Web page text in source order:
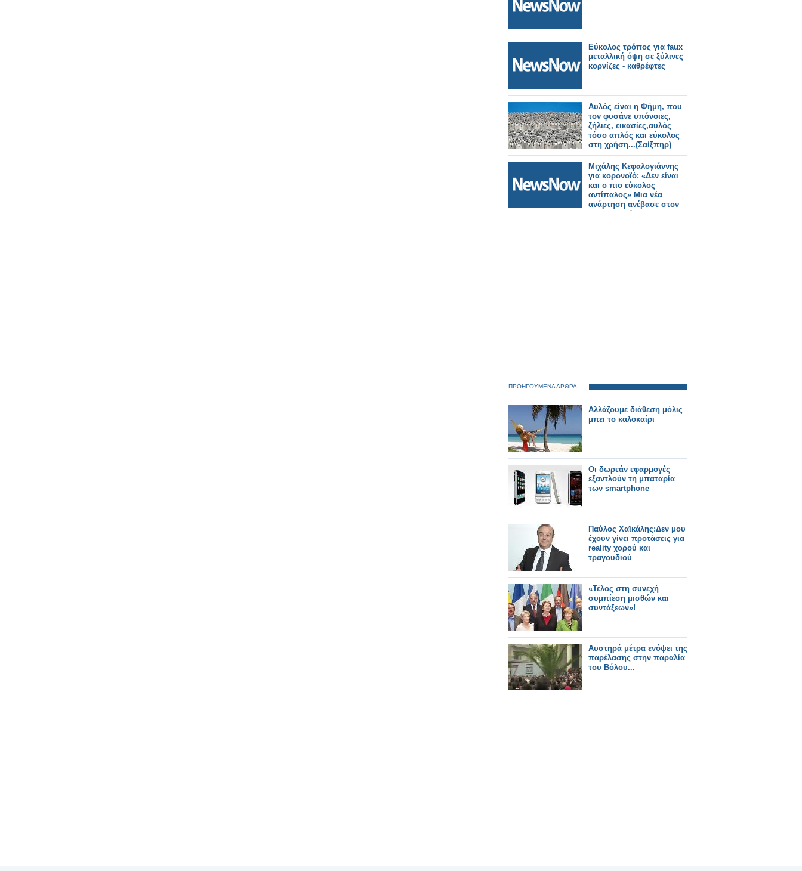
Εύκολος τρόπος για faux
μεταλλική όψη σε ξύλινες
κορνίζες - καθρέφτες
Αυλός είναι η Φήμη, που
τον φυσάνε υπόνοιες,
ζήλιες, εικασίες,αυλός
τόσο απλός και εύκολος
στη χρήση...(Σαίξπηρ)
Μιχάλης Κεφαλογιάννης
για κορονοϊό: «Δεν είναι
και ο πιο εύκολος
αντίπαλος» Μια νέα
ανάρτηση ανέβασε στον
προσωπικό του
ΠΡΟΗΓΟΥΜΕΝΑ ΑΡΘΡΑ
Αλλάζουμε διάθεση μόλις
μπει το καλοκαίρι
Οι δωρεάν εφαρμογές
εξαντλούν τη μπαταρία
των smartphone
Παύλος Χαϊκάλης:Δεν μου
έχουν γίνει προτάσεις για
reality χορού και
τραγουδιού
«Τέλος στη συνεχή
συμπίεση μισθών και
συντάξεων»!
Αυστηρά μέτρα ενόψει της
παρέλασης στην παραλία
του Βόλου...